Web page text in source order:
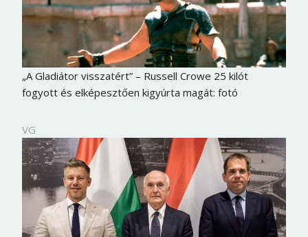
„A Gladiátor visszatért” – Russell Crowe 25 kilót
fogyott és elképesztően kigyúrta magát: fotó
VG